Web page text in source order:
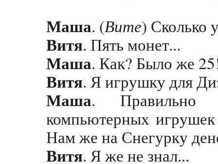
Маша. (Вите) Сколько
Витя. Пять монет...
Маша. Как? Было же
Витя. Я игрушку для
Маша. Правильно
компьютерных
Нам же на Снегурку
Витя. Я же не знал...